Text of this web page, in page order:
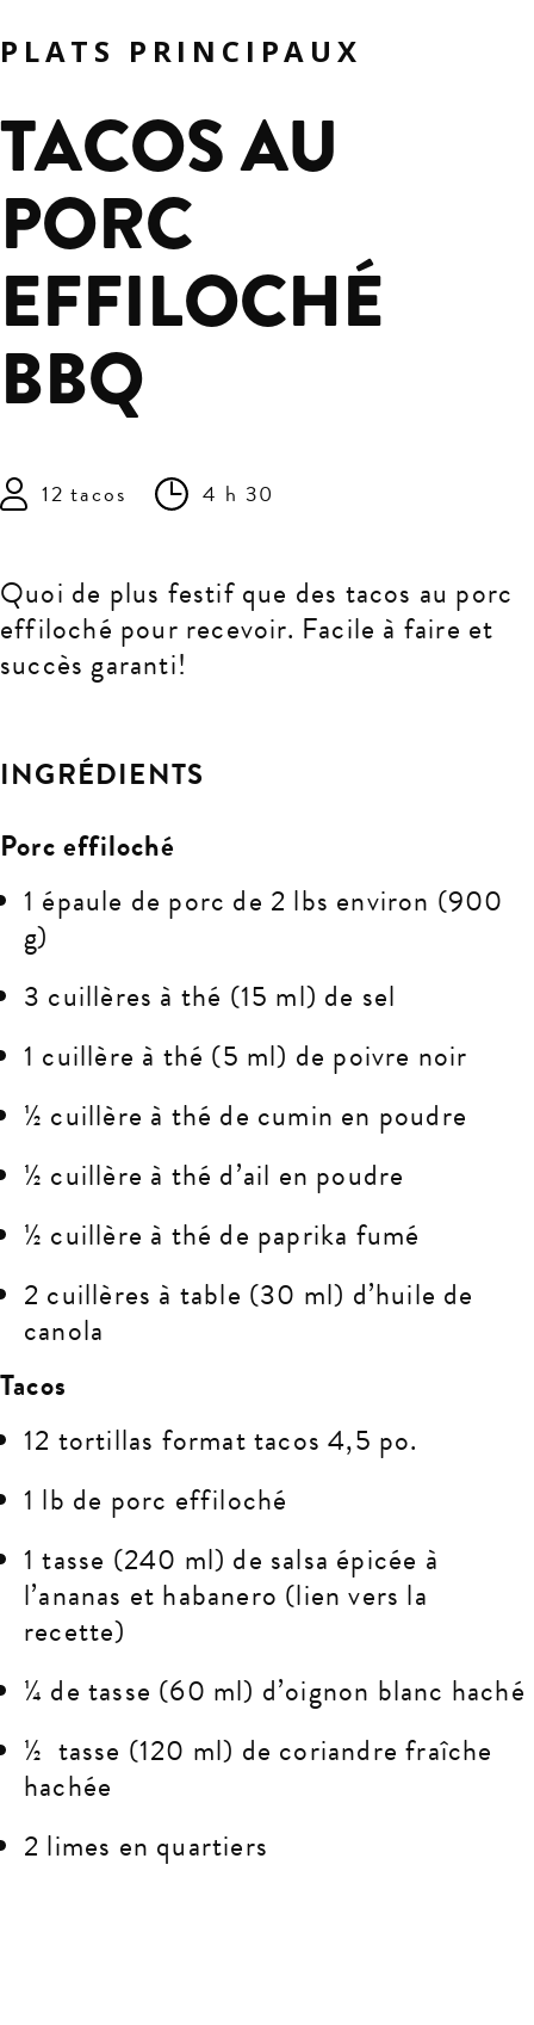
PLATS PRINCIPAUX
TACOS AU
PORC
EFFILOCHÉ
BBQ
12 tacos 4 h 30
Quoi de plus festif que des tacos au porc
effiloché pour recevoir. Facile à faire et
succès garanti!
INGRÉDIENTS
Porc effiloché
1 épaule de porc de 2 lbs environ (900
g)
3 cuillères à thé (15 ml) de sel
1 cuillère à thé (5 ml) de poivre noir
½ cuillère à thé de cumin en poudre
½ cuillère à thé d’ail en poudre
½ cuillère à thé de paprika fumé
2 cuillères à table (30 ml) d’huile de
canola
Tacos
12 tortillas format tacos 4,5 po.
1 lb de porc effiloché
1 tasse (240 ml) de salsa épicée à
l’ananas et habanero (lien vers la
recette)
¼ de tasse (60 ml) d’oignon blanc haché
½ tasse (120 ml) de coriandre fraîche
hachée
2 limes en quartiers